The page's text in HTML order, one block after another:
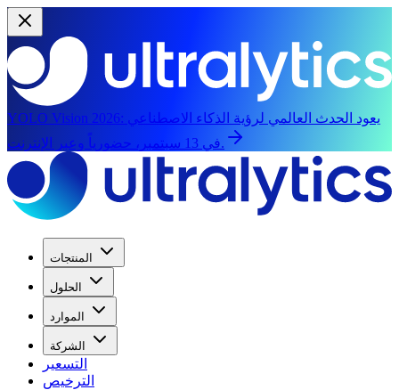
YOLO Vision 2026: يعود الحدث العالمي لرؤية الذكاء الاصطناعي
في 13 سبتمبر، حضورياً وعبر الإنترنت.
المنتجات
الحلول
الموارد
الشركة
التسعير
الترخيص